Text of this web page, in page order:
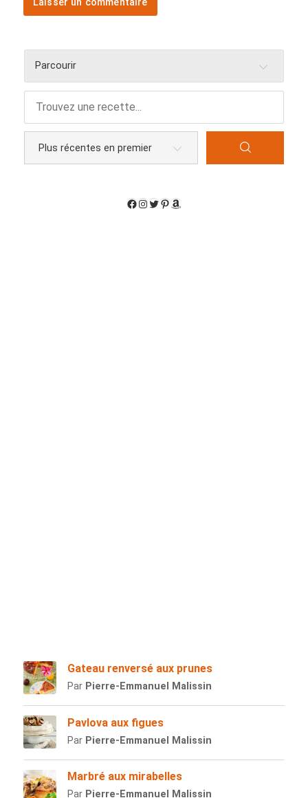
Parcourir
Gateau renversé aux prunes
Par Pierre-Emmanuel Malissin
Pavlova aux figues
Par Pierre-Emmanuel Malissin
Marbré aux mirabelles
Par Pierre-Emmanuel Malissin